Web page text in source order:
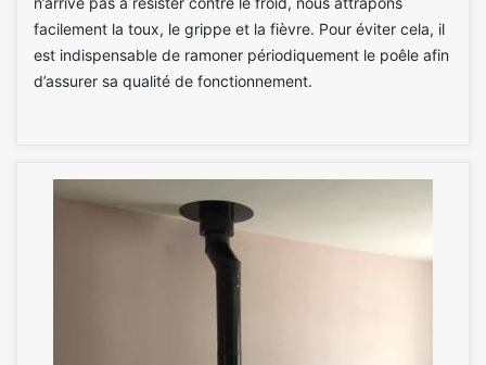
facilement la toux, le grippe et la fièvre. Pour éviter cela, il
est indispensable de ramoner périodiquement le poêle afin
d’assurer sa qualité de fonctionnement.